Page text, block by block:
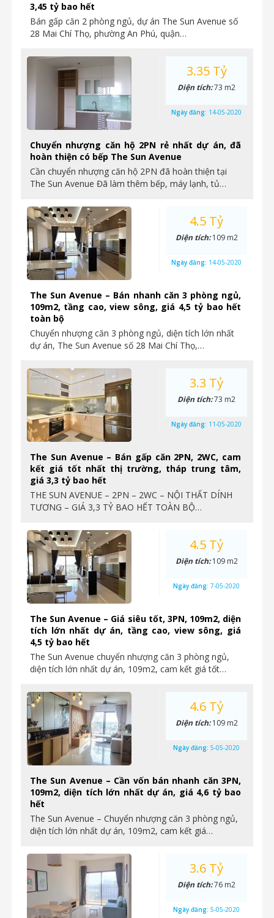
3,45 tỷ bao hết
Bán gấp căn 2 phòng ngủ, dự án The Sun Avenue số
28 Mai Chí Thọ, phường An Phú, quận…
Chuyển nhượng căn hộ 2PN rẻ nhất dự án, đã
hoàn thiện có bếp The Sun Avenue
Cần chuyển nhượng căn hộ 2PN đã hoàn thiện tại
The Sun Avenue Đã làm thêm bếp, máy lạnh, tủ…
3.35 Tỷ
Diện tích:73 m2
Ngày đăng: 14-05-2020
The Sun Avenue – Bán nhanh căn 3 phòng ngủ,
109m2, tầng cao, view sông, giá 4,5 tỷ bao hết
toàn bộ
Chuyển nhượng căn 3 phòng ngủ, diện tích lớn nhất
dự án, The Sun Avenue số 28 Mai Chí Thọ,…
4.5 Tỷ
Diện tích:109 m2
Ngày đăng: 14-05-2020
The Sun Avenue – Bán gấp căn 2PN, 2WC, cam
kết giá tốt nhất thị trường, tháp trung tâm,
giá 3,3 tỷ bao hết
THE SUN AVENUE – 2PN – 2WC – NỘI THẤT DÍNH
TƯƠNG – GIÁ 3,3 TỶ BAO HẾT TOÀN BỘ…
3.3 Tỷ
Diện tích:73 m2
Ngày đăng: 11-05-2020
The Sun Avenue – Giá siêu tốt, 3PN, 109m2, diện
tích lớn nhất dự án, tầng cao, view sông, giá
4,5 tỷ bao hết
The Sun Avenue chuyển nhượng căn 3 phòng ngủ,
diện tích lớn nhất dự án, 109m2, cam kết giá tốt…
4.5 Tỷ
Diện tích:109 m2
Ngày đăng: 7-05-2020
The Sun Avenue – Cần vốn bán nhanh căn 3PN,
109m2, diện tích lớn nhất dự án, giá 4,6 tỷ bao
hết
The Sun Avenue – Chuyển nhượng căn 3 phòng ngủ,
diện tích lớn nhất dự án, 109m2, cam kết giá…
4.6 Tỷ
Diện tích:109 m2
Ngày đăng: 5-05-2020
3.6 Tỷ
Diện tích:76 m2
Ngày đăng: 5-05-2020